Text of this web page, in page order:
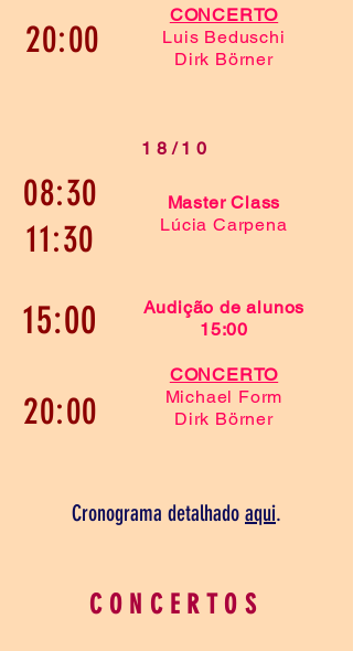
20:00
CONCERTO
Luis Beduschi
Dirk Börner
18/10
Master Class
Lúcia Carpena
08:30
11:30
Audição de alunos
15:00
15:00
CONCERTO
Michael Form
Dirk Börner
20:00
Cronograma detalhado aqui.
CONCERTOS